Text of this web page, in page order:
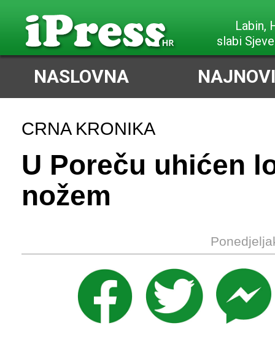
Labin,
slabi
NASLOVNA
CRNA KRONIKA
U Poreču uhićen
nožem